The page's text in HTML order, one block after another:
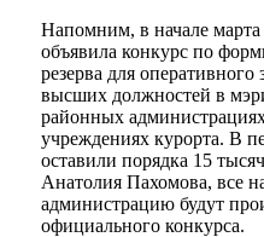
Напомним, в начале
объявила конкурс по
резерва для
высших должностей в
районных
учреждениях курорта. В
оставили порядка 15
Анатолия Пахомова, все
администрацию будут
официального конкурса.